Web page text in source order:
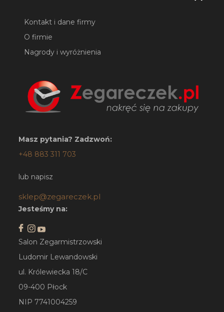
Kontakt i dane firmy
O firmie
Nagrody i wyróżnienia
Masz pytania? Zadzwoń:
+48 883 311 703
lub napisz
sklep@zegareczek.pl
Jesteśmy na:
Salon Zegarmistrzowski
Ludomir Lewandowski
ul. Królewiecka 18/C
09-400 Płock
NIP 7741004259